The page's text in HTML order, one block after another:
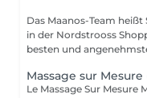
Das Maanos-Team
in der Nordstrooss
besten und
Massage sur